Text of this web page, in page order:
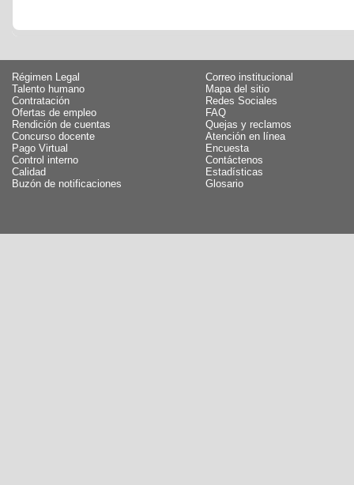
Régimen Legal
Talento humano
Contratación
Ofertas de empleo
Rendición de cuentas
Concurso docente
Pago Virtual
Control interno
Calidad
Buzón de notificaciones
Correo institucional
Mapa del sitio
Redes Sociales
FAQ
Quejas y reclamos
Atención en línea
Encuesta
Contáctenos
Estadísticas
Glosario